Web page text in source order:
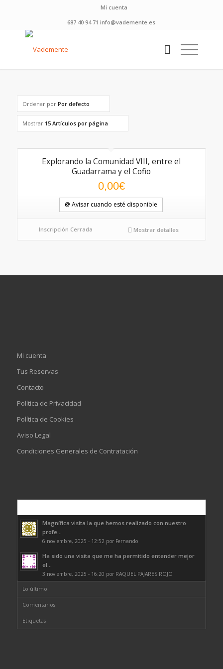
Mi cuenta
687 40 94 71 info@vademente.es
Ordenar por Por defecto
Mostrar 15 Artículos por página
Explorando la Comunidad VIII, entre el
Guadarrama y el Cofio
0,00€
@ Avisar cuando esté disponible
Inscripción Cerrada Mostrar detalles
Mi cuenta
Tus Reservas
Contacto
Política de Privacidad
Política de Cookies
Aviso Legal
Condiciones Generales de Contratación
Magnífica visita la que hemos realizado con nuestro
profe...
6 noviembre, 2025 - 12:52 por Fernando
Ha sido una visita que me ha permitido entender mejor
el...
3 noviembre, 2025 - 16:20 por RAQUEL PAJARES ROJO
Lo último
Comentarios
Etiquetas